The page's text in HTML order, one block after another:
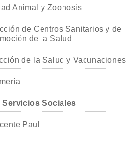
Animal y Zoonosis
de Centros Sanitarios y de
de la Salud
de la Salud y Vacunaciones
Servicios Sociales
Paul